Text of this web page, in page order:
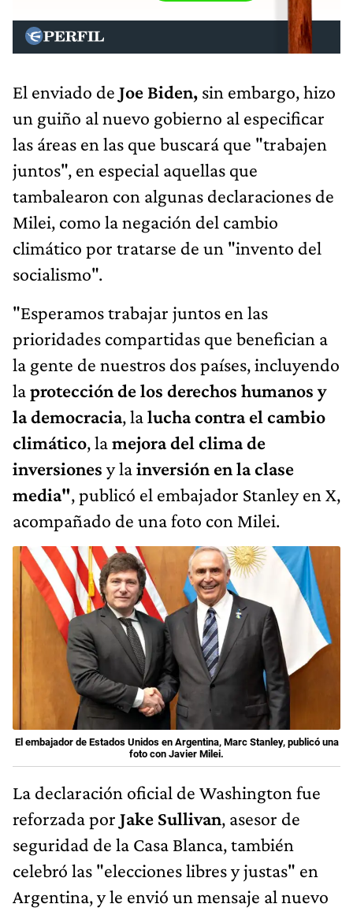
El enviado de Joe Biden, sin embargo, hizo
un guiño al nuevo gobierno al especificar
las áreas en las que buscará que "trabajen
juntos", en especial aquellas que
tambalearon con algunas declaraciones de
Milei, como la negación del cambio
climático por tratarse de un "invento del
socialismo".
"Esperamos trabajar juntos en las
prioridades compartidas que benefician a
la gente de nuestros dos países, incluyendo
laprotección de los derechos humanos y
la democracia, lalucha contra el cambio
climático, lamejora del clima de
inversiones y lainversión en la clase
media", publicó el embajador Stanley en X,
acompañado de una foto con Milei.
El embajador de Estados Unidos en Argentina, Marc Stanley, publicó una
foto con Javier Milei.
La declaración oficial de Washington fue
reforzada por Jake Sullivan, asesor de
seguridad de la Casa Blanca, también
celebró las "elecciones libres y justas" en
Argentina, y le envió un mensaje al nuevo